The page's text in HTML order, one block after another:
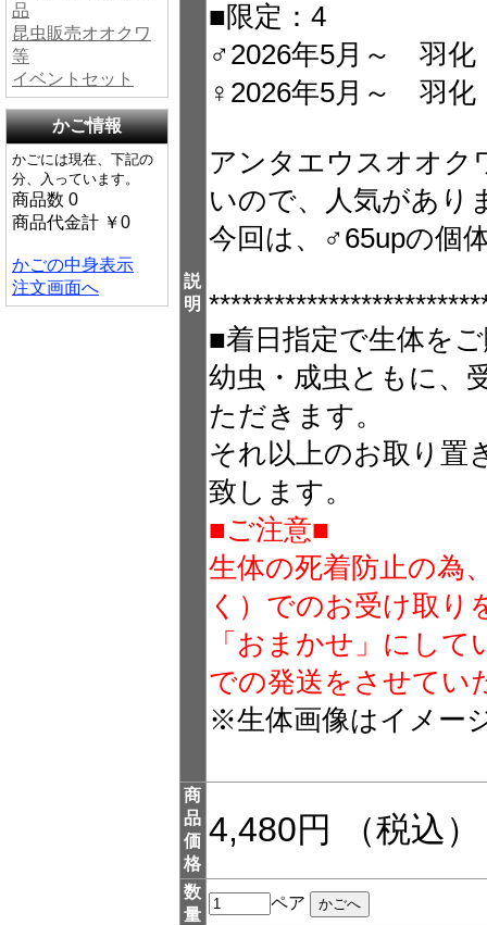
品
昆虫販売オオクワ
等
イベントセット
かご情報
かごには現在、下記の
分、入っています。
商品数 0
商品代金計 ￥0
かごの中身表示
注文画面へ
説
明
■限定：4
♂2026年5月～ 羽化
♀2026年5月～ 羽
アンタエウスオオク
いので、人気があり
今回は、♂65upの個
■着日指定で生体を
幼虫・成虫ともに、
ただきます。
それ以上のお取り置
致します。
■ご注意■
生体の死着防止の為
く）でのお受け取り
「おまかせ」にし
での発送をさせてい
※生体画像はイメー
商
品
価
格
4,480円 （税込）
数
量
ペア